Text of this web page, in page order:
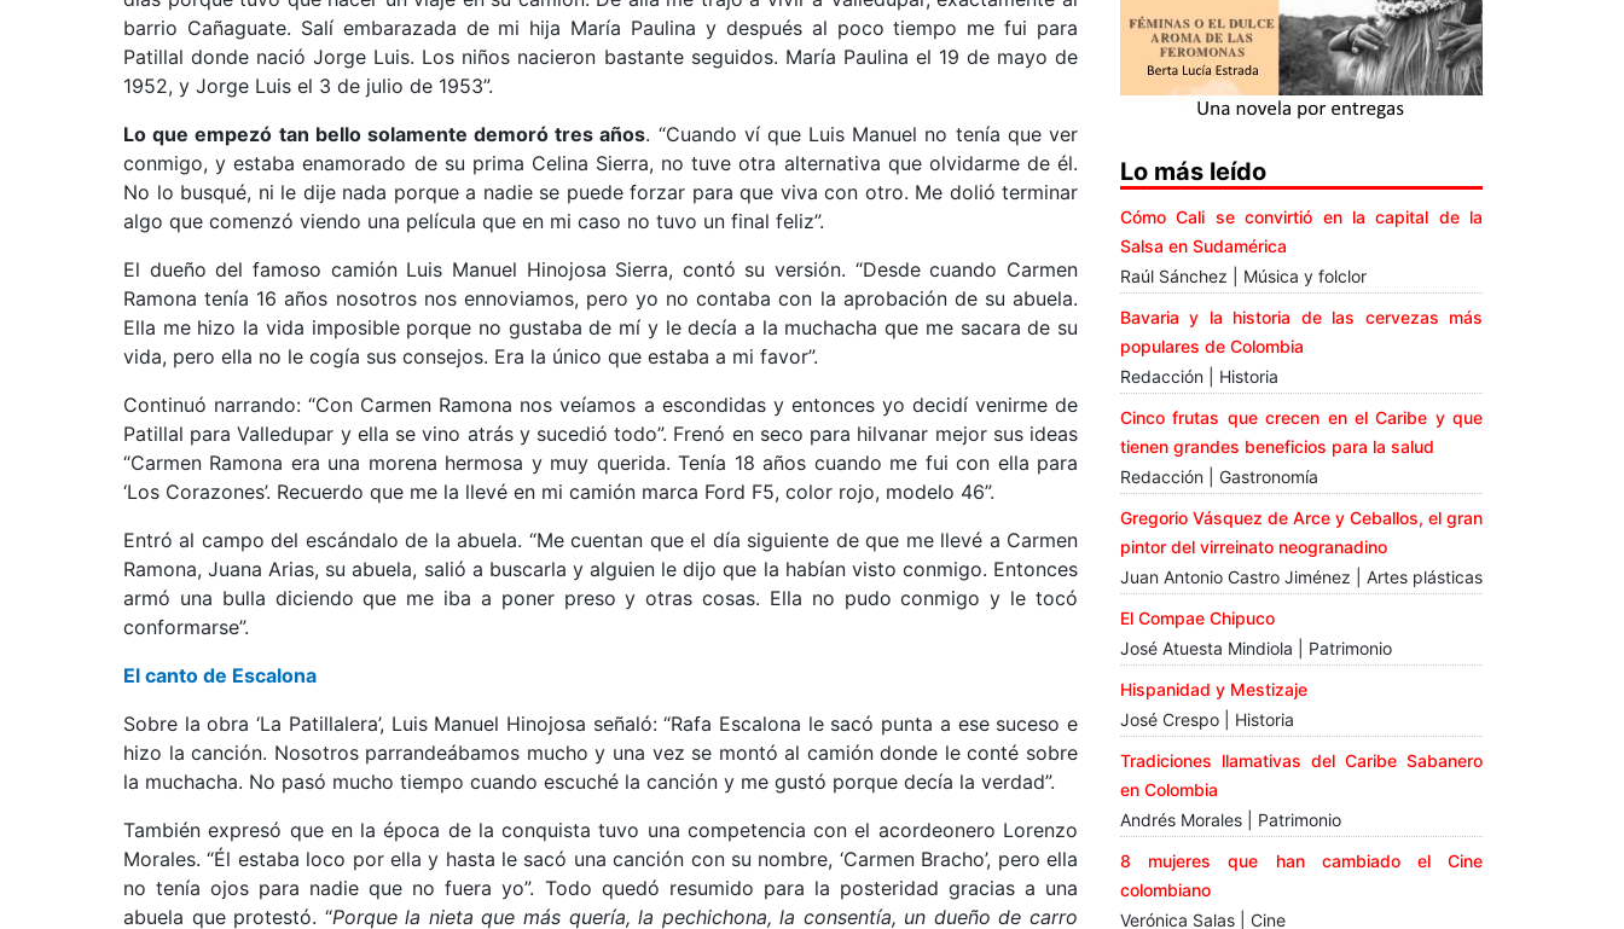
barrio Cañaguate. Salí embarazada de mi hija María Paulina y después al poco tiempo me fui para
Patillal donde nació Jorge Luis. Los niños nacieron bastante seguidos. María Paulina el 19 de mayo de
1952, y Jorge Luis el 3 de julio de 1953”.
Lo que empezó tan bello solamente demoró tres años. “Cuando ví que Luis Manuel no tenía que ver
conmigo, y estaba enamorado de su prima Celina Sierra, no tuve otra alternativa que olvidarme de él.
No lo busqué, ni le dije nada porque a nadie se puede forzar para que viva con otro. Me dolió terminar
algo que comenzó viendo una película que en mi caso no tuvo un final feliz”.
El dueño del famoso camión Luis Manuel Hinojosa Sierra, contó su versión. “Desde cuando Carmen
Ramona tenía 16 años nosotros nos ennoviamos, pero yo no contaba con la aprobación de su abuela.
Ella me hizo la vida imposible porque no gustaba de mí y le decía a la muchacha que me sacara de su
vida, pero ella no le cogía sus consejos. Era la único que estaba a mi favor”.
Continuó narrando: “Con Carmen Ramona nos veíamos a escondidas y entonces yo decidí venirme de
Patillal para Valledupar y ella se vino atrás y sucedió todo”. Frenó en seco para hilvanar mejor sus ideas
“Carmen Ramona era una morena hermosa y muy querida. Tenía 18 años cuando me fui con ella para
‘Los Corazones’. Recuerdo que me la llevé en mi camión marca Ford F5, color rojo, modelo 46”.
Entró al campo del escándalo de la abuela. “Me cuentan que el día siguiente de que me llevé a Carmen
Ramona, Juana Arias, su abuela, salió a buscarla y alguien le dijo que la habían visto conmigo. Entonces
armó una bulla diciendo que me iba a poner preso y otras cosas. Ella no pudo conmigo y le tocó
conformarse”.
El canto de Escalona
Sobre la obra ‘La Patillalera’, Luis Manuel Hinojosa señaló: “Rafa Escalona le sacó punta a ese suceso e
hizo la canción. Nosotros parrandeábamos mucho y una vez se montó al camión donde le conté sobre
la muchacha. No pasó mucho tiempo cuando escuché la canción y me gustó porque decía la verdad”.
También expresó que en la época de la conquista tuvo una competencia con el acordeonero Lorenzo
Morales. “Él estaba loco por ella y hasta le sacó una canción con su nombre, ‘Carmen Bracho’, pero ella
no tenía ojos para nadie que no fuera yo”. Todo quedó resumido para la posteridad gracias a una
abuela que protestó. “Porque la nieta que más quería, la pechichona, la consentía, un dueño de carro
Lo más leído
Cómo Cali se convirtió en la capital de la
Salsa en Sudamérica
Raúl Sánchez | Música y folclor
Bavaria y la historia de las cervezas más
populares de Colombia
Redacción | Historia
Cinco frutas que crecen en el Caribe y que
tienen grandes beneficios para la salud
Redacción | Gastronomía
Gregorio Vásquez de Arce y Ceballos, el gran
pintor del virreinato neogranadino
Juan Antonio Castro Jiménez | Artes plásticas
El Compae Chipuco
José Atuesta Mindiola | Patrimonio
Hispanidad y Mestizaje
José Crespo | Historia
Tradiciones llamativas del Caribe Sabanero
en Colombia
Andrés Morales | Patrimonio
8 mujeres que han cambiado el Cine
colombiano
Verónica Salas | Cine